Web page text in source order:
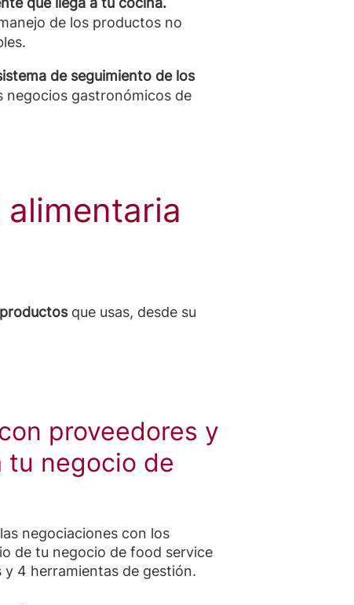
de los productos no
de seguimiento de los
negocios gastronómicos de
que usas, desde su
proveedores y
tu negocio de
negociaciones con los
de tu negocio de food service
4 herramientas de gestión.